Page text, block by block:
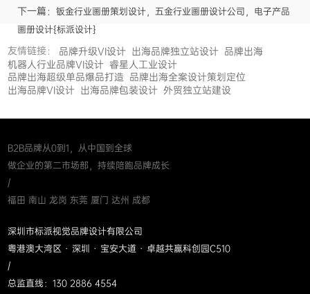
下一篇： 钣金行业画册策划设计，五金行业画册设计公司，电子产品
画册设计{标派设计}
友情链接： 品牌升级VI设计 出海品牌独立站设计 品牌出海
机器人行业品牌VI设计 睿星人工业设计
品牌出海超级单品爆品打造 品牌出海全案设计策划定位
出海品牌VI设计 出海品牌包装设计 外贸独立站建设
B2B品牌从0到1，从中国到全球
做企业的第二市场部，持续陪跑品牌成长
/
福田 南山 龙岗 东莞 厦门 达州 成都
深圳市标派视觉品牌设计有限公司
粤港澳大湾区 · 深圳 · 宝安大道 · 卓越共赢科创园C510
/
总监直线：130 2886 4554